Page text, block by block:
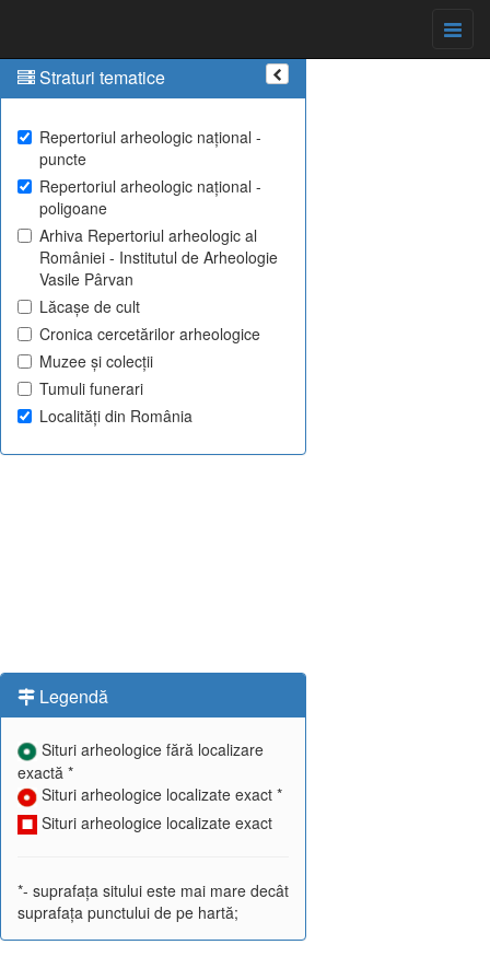
Straturi tematice
Repertoriul arheologic național -
puncte
Repertoriul arheologic național -
poligoane
Arhiva Repertoriul arheologic al
României - Institutul de Arheologie
Vasile Pârvan
Lăcașe de cult
Cronica cercetărilor arheologice
Muzee și colecții
Tumuli funerari
Localități din România
Legendă
Situri arheologice fără localizare
exactă *
Situri arheologice localizate exact *
Situri arheologice localizate exact
*- suprafața sitului este mai mare decât
suprafața punctului de pe hartă;